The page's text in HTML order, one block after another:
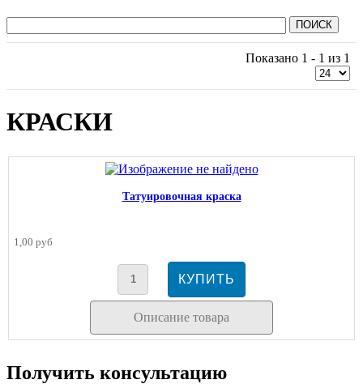
Показано 1 - 1 из 1
КРАСКИ
Татуировочная краска
1,00 руб
Описание товара
Получить консультацию